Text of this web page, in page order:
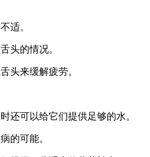
适。
头的情况。
头来缓解疲劳。
还可以给它们提供足够的水。
的可能。